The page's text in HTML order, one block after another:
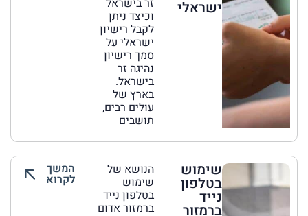
ישראלי זר בישראל
וכיצד ניתן
לקבל רישיון
ישראלי על
סמך רישיון
נהיגה זר
בישראל.
בארץ של
עולים רבים,
תושבים
שימוש
בטלפון
נייד
ברמזור
הנושא של
שימוש
בטלפון נייד
ברמזור אדום
המשך
לקרוא